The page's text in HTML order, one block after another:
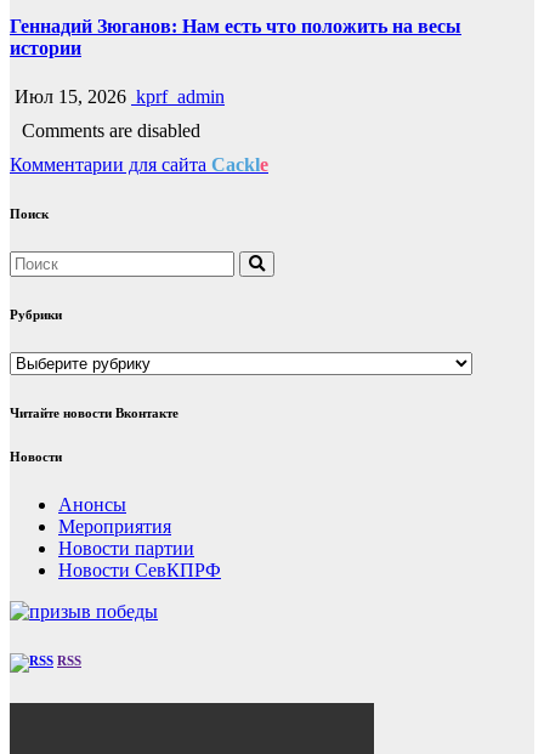
Геннадий Зюганов: Нам есть что положить на весы
истории
Июл 15, 2026 kprf_admin
Comments are disabled
Комментарии для сайта Cackle
Поиск
Рубрики
Рубрики
Читайте новости Вконтакте
Новости
Анонсы
Мероприятия
Новости партии
Новости СевКПРФ
RSS